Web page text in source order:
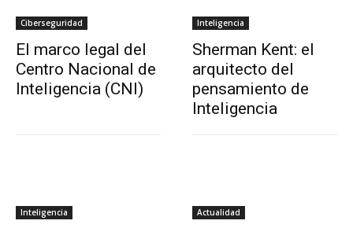
Ciberseguridad
El marco legal del
Centro Nacional de
Inteligencia (CNI)
Inteligencia
Sherman Kent: el
arquitecto del
pensamiento de
Inteligencia
Inteligencia Actualidad